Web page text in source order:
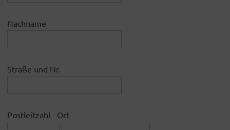
Nachname
Straße und Nr.
Postleitzahl - Ort